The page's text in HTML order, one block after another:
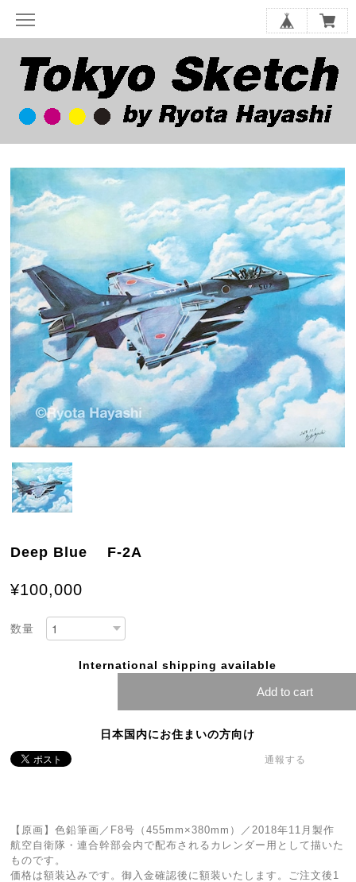
Deep Blue F-2A
¥100,000
数量
International shipping available
Add to cart
日本国内にお住まいの方向け
通報する
【原画】色鉛筆画／F8号（455mm×380mm）／2018年11月製作
航空自衛隊・連合幹部会内で配布されるカレンダー用として描いた
ものです。
価格は額装込みです。御入金確認後に額装いたします。ご注文後1